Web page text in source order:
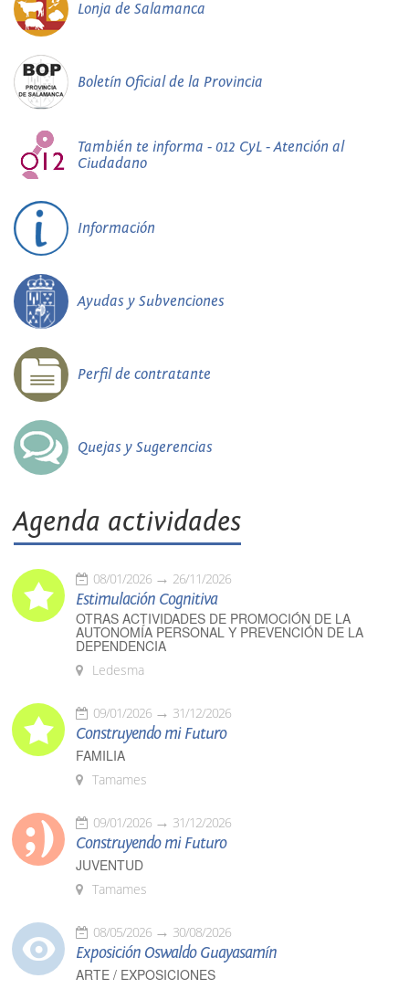
Lonja de Salamanca
Boletín Oficial de la Provincia
También te informa - 012 CyL - Atención al
Ciudadano
Información
Ayudas y Subvenciones
Perfil de contratante
Quejas y Sugerencias
Agenda actividades
08/01/2026 26/11/2026
Estimulación Cognitiva
OTRAS ACTIVIDADES DE PROMOCIÓN DE LA
AUTONOMÍA PERSONAL Y PREVENCIÓN DE LA
DEPENDENCIA
Ledesma
09/01/2026 31/12/2026
Construyendo mi Futuro
FAMILIA
Tamames
09/01/2026 31/12/2026
Construyendo mi Futuro
JUVENTUD
Tamames
08/05/2026 30/08/2026
Exposición Oswaldo Guayasamín
ARTE / EXPOSICIONES